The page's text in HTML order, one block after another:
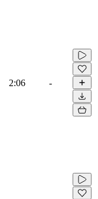
2:06 -